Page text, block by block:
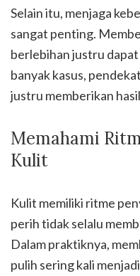
Selain itu, menjaga
sangat penting.
berlebihan justru
banyak kasus,
justru memberikan
Memahami
Kulit
Kulit memiliki ritme
perih tidak selalu
Dalam praktiknya,
pulih sering kali